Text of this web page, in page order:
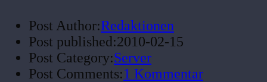
Post Author:Redaktionen
Post published:2010-02-15
Post Category:Server
Post Comments:1 Kommentar